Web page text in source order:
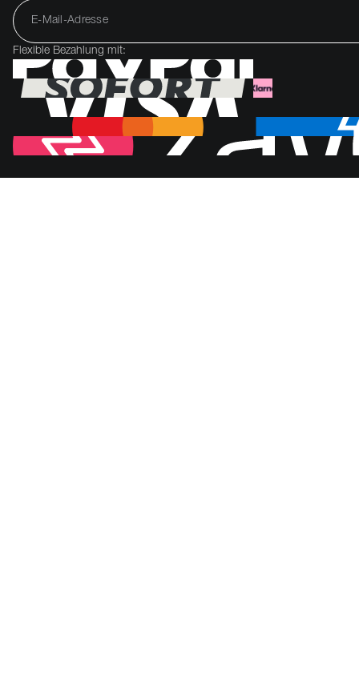
Flexible Bezahlung mit: